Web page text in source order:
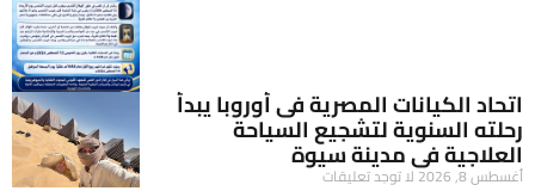
اتحاد الكيانات المصرية فى أوروبا يبدأ
رحلته السنوية لتشجيع السياحة
العلاجية فى مدينة سيوة
أغسطس 8, 2026 لا توجد تعليقات